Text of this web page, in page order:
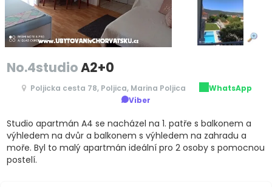
No.4studioA2+0
Poljicka cesta 78, Poljica, Marina Poljica
WhatsApp
Viber
Studio apartmán A4 se nacházel na 1. patře s balkonem a
výhledem na dvůr a balkonem s výhledem na zahradu a
moře. Byl to malý apartmán ideální pro 2 osoby s pomocnou
postelí.